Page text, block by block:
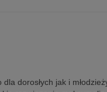
dorosłych jak i